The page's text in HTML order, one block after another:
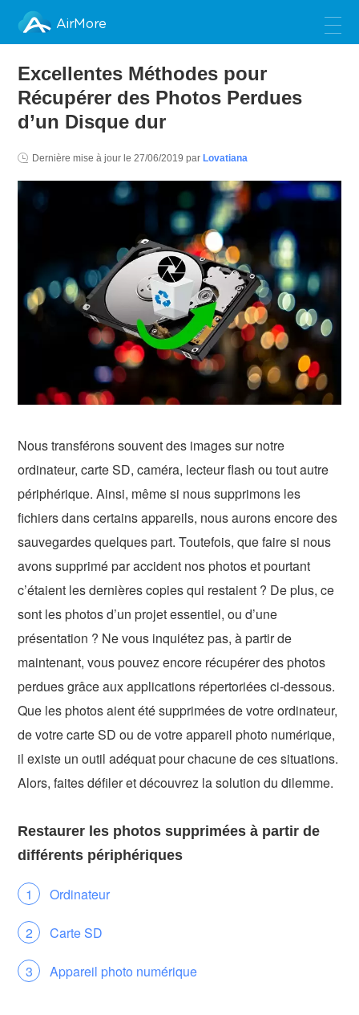
AirMore
Excellentes Méthodes pour
Récupérer des Photos Perdues
d’un Disque dur
Dernière mise à jour le27/06/2019 par Lovatiana
Nous transférons souvent des images sur notre
ordinateur, carte SD, caméra, lecteur flash ou tout autre
périphérique. Ainsi, même si nous supprimons les
fichiers dans certains appareils, nous aurons encore des
sauvegardes quelques part. Toutefois, que faire si nous
avons supprimé par accident nos photos et pourtant
c’étaient les dernières copies qui restaient ? De plus, ce
sont les photos d’un projet essentiel, ou d’une
présentation ? Ne vous inquiétez pas, à partir de
maintenant, vous pouvez encore récupérer des photos
perdues grâce aux applications répertoriées ci-dessous.
Que les photos aient été supprimées de votre ordinateur,
de votre carte SD ou de votre appareil photo numérique,
il existe un outil adéquat pour chacune de ces situations.
Alors, faites défiler et découvrez la solution du dilemme.
Restaurer les photos supprimées à partir de
différents périphériques
Ordinateur
Carte SD
Appareil photo numérique